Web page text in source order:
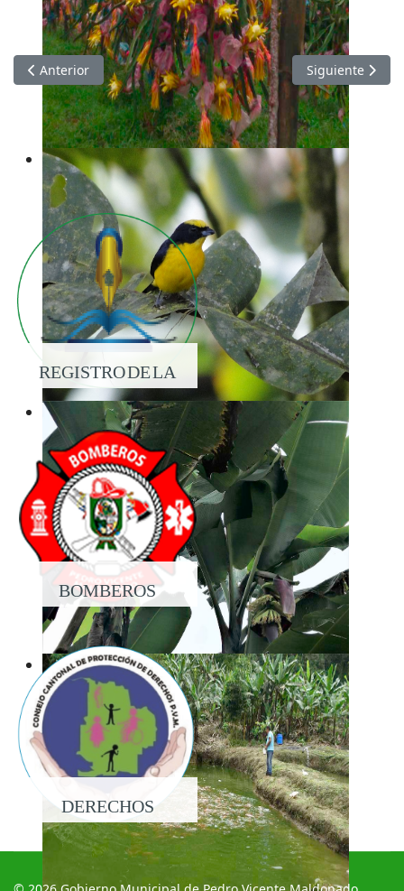
Artículo anterior: Actas de Sesiones del Concejo Municipal
Anterior Artículo
Siguiente
REGISTRO DE LA
PROPIEDAD
BOMBEROS
DERECHOS